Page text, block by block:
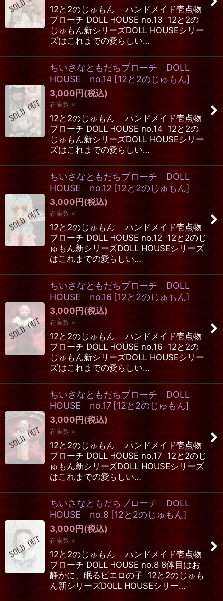
12と2のじゅもん ハンドメイド壱点物
ブローチ DOLL HOUSE no.13 12と2の
じゅもん新シリーズDOLL HOUSEシリー
ズはこれまでの愛らしい…
ちいさなともだちブローチ DOLL
HOUSE no.14 [12と2のじゅもん]
3,000 円 (税込)
在庫数 ×
12と2のじゅもん ハンドメイド壱点物
ブローチ DOLL HOUSE no.14 12と2の
じゅもん新シリーズDOLL HOUSEシリー
ズはこれまでの愛らしい…
ちいさなともだちブローチ DOLL
HOUSE no.12 [12と2のじゅもん]
3,000 円 (税込)
在庫数 ×
12と2のじゅもん ハンドメイド壱点物
ブローチ DOLL HOUSE no.12 12と2のじ
ゅもん新シリーズDOLL HOUSEシリーズ
はこれまでの愛らしい…
ちいさなともだちブローチ DOLL
HOUSE no.16 [12と2のじゅもん]
3,000 円 (税込)
在庫数 ×
12と2のじゅもん ハンドメイド壱点物
ブローチ DOLL HOUSE no.16 12と2の
じゅもん新シリーズDOLL HOUSEシリー
ズはこれまでの愛らしい…
ちいさなともだちブローチ DOLL
HOUSE no.17 [12と2のじゅもん]
3,000 円 (税込)
在庫数 ×
12と2のじゅもん ハンドメイド壱点物
ブローチ DOLL HOUSE no.17 12と2のじ
ゅもん新シリーズDOLL HOUSEシリーズ
はこれまでの愛らしい…
ちいさなともだちブローチ DOLL
HOUSE no.8 [12と2のじゅもん]
3,000 円 (税込)
在庫数 ×
12と2のじゅもん ハンドメイド壱点物
ブローチ DOLL HOUSE no.8 8体目はお
静かに、眠るピエロの子 12と2のじゅも
ん新シリーズDOLL HOUSEシリー…